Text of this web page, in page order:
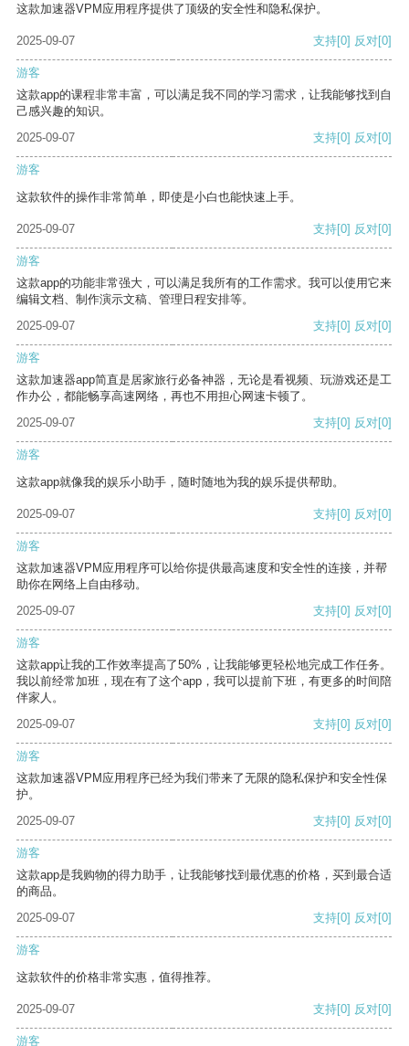
这款加速器VPM应用程序提供了顶级的安全性和隐私保护。
2025-09-07 支持[0] 反对[0]
游客
这款app的课程非常丰富，可以满足我不同的学习需求，让我能够找到自
己感兴趣的知识。
2025-09-07
支持[0] 反对[0]
游客
这款软件的操作非常简单，即使是小白也能快速上手。
2025-09-07 支持[0] 反对[0]
游客
这款app的功能非常强大，可以满足我所有的工作需求。我可以使用它来
编辑文档、制作演示文稿、管理日程安排等。
2025-09-07
支持[0] 反对[0]
游客
这款加速器app简直是居家旅行必备神器，无论是看视频、玩游戏还是工
作办公，都能畅享高速网络，再也不用担心网速卡顿了。
2025-09-07
支持[0] 反对[0]
游客
这款app就像我的娱乐小助手，随时随地为我的娱乐提供帮助。
2025-09-07 支持[0] 反对[0]
游客
这款加速器VPM应用程序可以给你提供最高速度和安全性的连接，并帮
助你在网络上自由移动。
2025-09-07
支持[0] 反对[0]
游客
这款app让我的工作效率提高了50%，让我能够更轻松地完成工作任务。
我以前经常加班，现在有了这个app，我可以提前下班，有更多的时间陪
伴家人。
2025-09-07
支持[0] 反对[0]
游客
这款加速器VPM应用程序已经为我们带来了无限的隐私保护和安全性保
护。
2025-09-07
支持[0] 反对[0]
游客
这款app是我购物的得力助手，让我能够找到最优惠的价格，买到最合适
的商品。
2025-09-07
支持[0] 反对[0]
游客
这款软件的价格非常实惠，值得推荐。
2025-09-07 支持[0] 反对[0]
游客